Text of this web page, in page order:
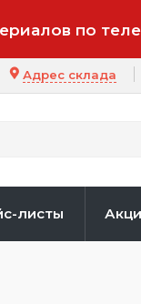
по
Адрес склада
листы